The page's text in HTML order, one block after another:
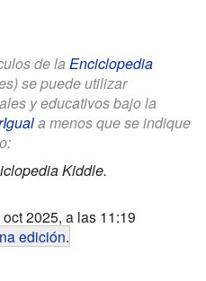
de la Enciclopedia
se puede utilizar
y educativos bajo la
a menos que se indique
Kiddle.
2025, a las 11:19
edición.